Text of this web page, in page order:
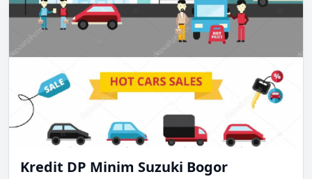
Kredit DP Minim Suzuki Bogor